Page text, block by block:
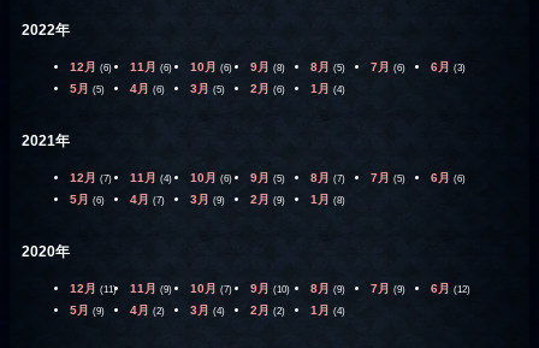
2022年
12月 (6) 11月 (6) 10月 (6) 9月 (8) 8月 (5) 7月 (6) 6月 (3)
5月 (5) 4月 (6) 3月 (5) 2月 (6) 1月 (4)
2021年
12月 (7) 11月 (4) 10月 (6) 9月 (5) 8月 (7) 7月 (5) 6月 (6)
5月 (6) 4月 (7) 3月 (9) 2月 (9) 1月 (8)
2020年
12月 (11) 11月 (9) 10月 (7) 9月 (10) 8月 (9) 7月 (9) 6月 (12)
5月 (9) 4月 (2) 3月 (4) 2月 (2) 1月 (4)